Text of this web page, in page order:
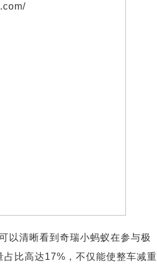
以清晰看到奇瑞小蚂蚁在参与极
比高达17%，不仅能使整车减重